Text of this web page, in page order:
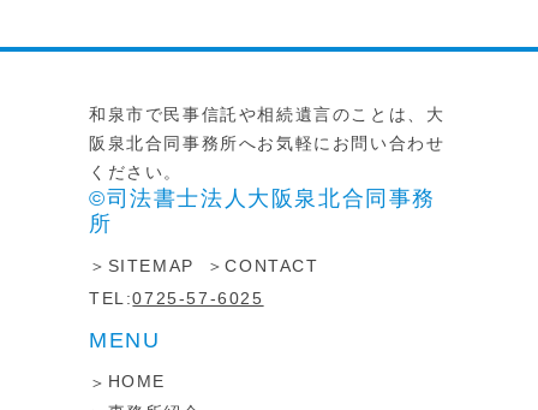
和泉市で民事信託や相続遺言のことは、大
阪泉北合同事務所へお気軽にお問い合わせ
ください。
©司法書士法人大阪泉北合同事務
所
SITEMAP
CONTACT
TEL:0725-57-6025
MENU
HOME